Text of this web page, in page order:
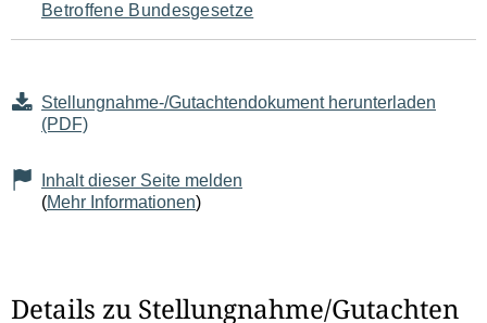
Betroffene Bundesgesetze
Stellungnahme-/Gutachtendokument herunterladen
(PDF)
Inhalt dieser Seite melden
(Mehr Informationen)
Details zu Stellungnahme/Gutachten